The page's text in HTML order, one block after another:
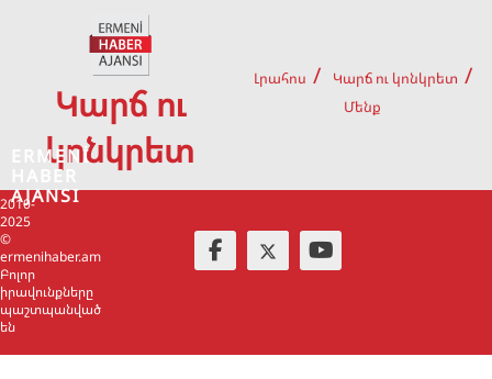
Կարճ ու
կոնկրետ
Լրահոս
Կարճ ու կոնկրետ
Մենք
2010-
2025
©
ermenihaber.am
Բոլոր
իրավունքները
պաշտպանված
են
ERMENİ
HABER
AJANSI